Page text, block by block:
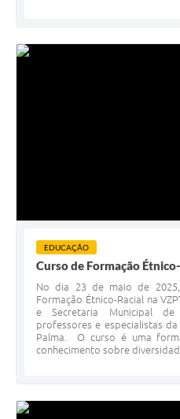
EDUCAÇÃO
Curso de Formação
No dia 23 de maio de
Formação Étnico-Racial na
e Secretaria Municipal de
professores e especialistas
Palma. O curso é uma
conhecimento sobre